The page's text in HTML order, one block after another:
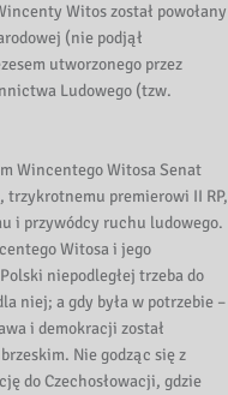
Witos został powołany
(nie podjął
utworzonego przez
Ludowego (tzw.
Wincentego Witosa Senat
trzykrotnemu premierowi II RP,
i przywódcy ruchu ludowego.
Witosa i jego
niepodległej trzeba do
niej; a gdy była w potrzebie –
i demokracji został
Nie godząc się z
do Czechosłowacji, gdzie